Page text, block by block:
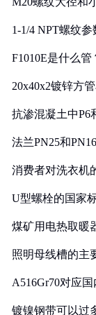
1-1/4 NPT螺纹
F1010E是什么管
20x40x2镀锌方
抗渗混凝土中P6
法兰PN25和
消费者对洗衣机
U型螺栓的国家
煤矿用电热取暖
照明母线槽的主
A516Gr70对应
镀镍钢带可以过